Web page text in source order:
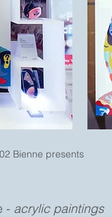
Bienne presents
- acrylic paintings